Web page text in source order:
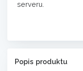
serveru.
Popis produktu